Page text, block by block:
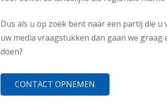
Dus als u op zoek bent naar een partij die
uw media vraagstukken dan gaan we graag
doen?
CONTACT OPNEMEN